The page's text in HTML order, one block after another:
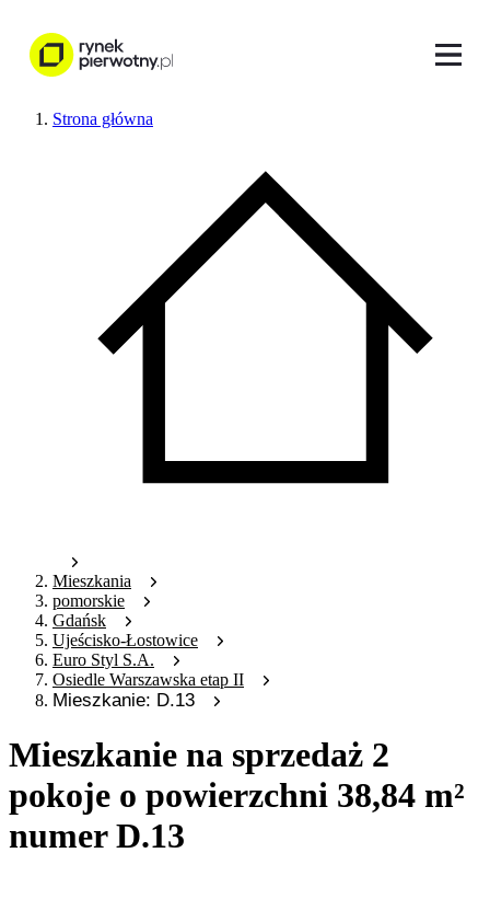
Strona główna
Mieszkania
pomorskie
Gdańsk
Ujeścisko-Łostowice
Euro Styl S.A.
Osiedle Warszawska etap II
Mieszkanie: D.13
Mieszkanie na sprzedaż 2
pokoje o powierzchni 38,84 m²
numer D.13